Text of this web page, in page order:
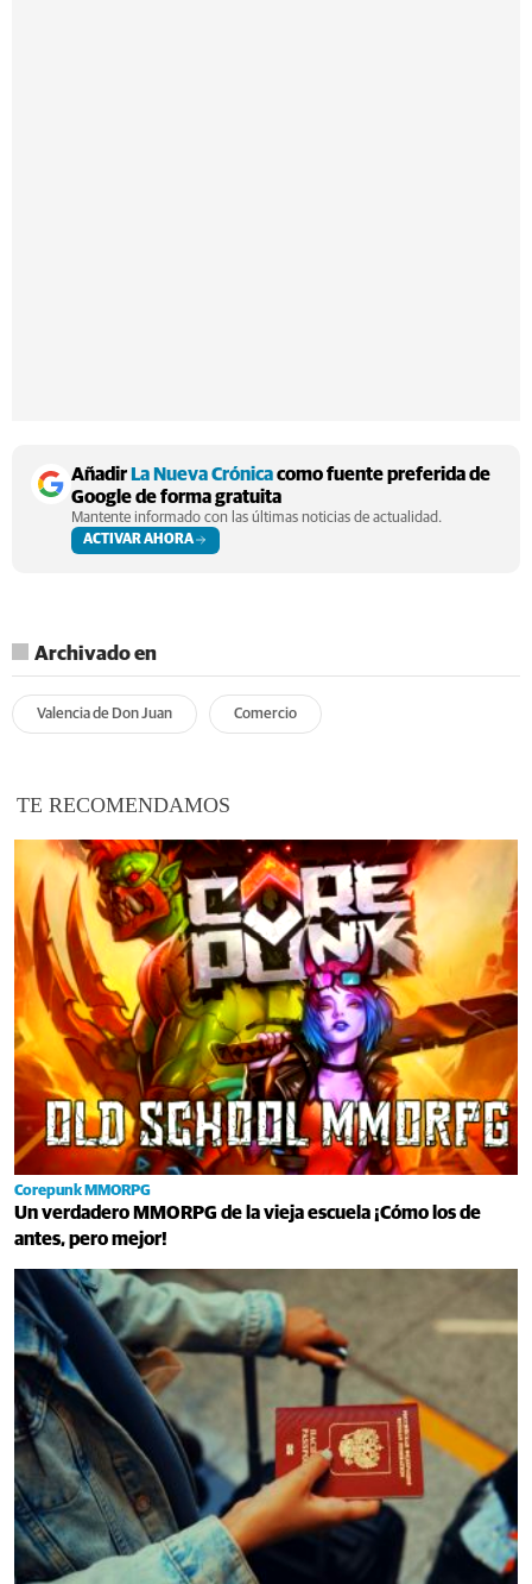
AñadirLa Nueva Crónicacomo fuente preferida de
Google de forma gratuita
Mantente informado con las últimas noticias de actualidad.
ACTIVAR AHORA
Archivado en
Valencia de Don Juan Comercio
TE RECOMENDAMOS
Corepunk MMORPG
Un verdadero MMORPG de la vieja escuela ¡Cómo los de
antes, pero mejor!